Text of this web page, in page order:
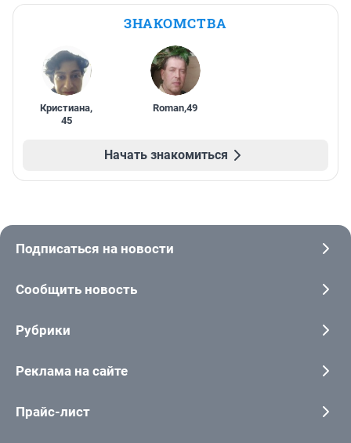
ЗНАКОМСТВА
Кристиана,
45
Roman,49
Начать знакомиться
Подписаться на новости
Сообщить новость
Рубрики
Реклама на сайте
Прайс-лист